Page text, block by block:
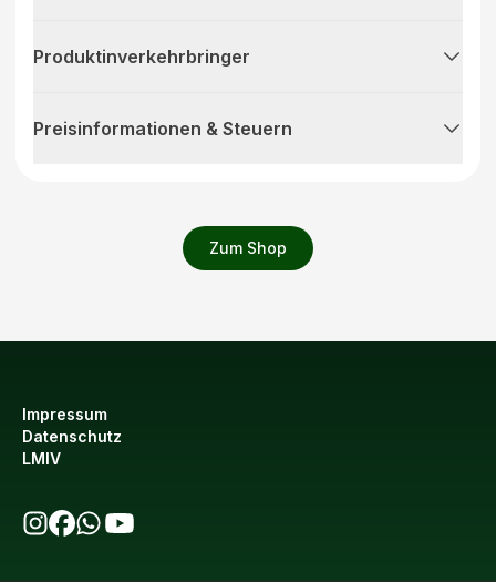
Zum Shop
Produktinverkehrbringer
Preisinformationen & Steuern
Impressum
Datenschutz
LMIV